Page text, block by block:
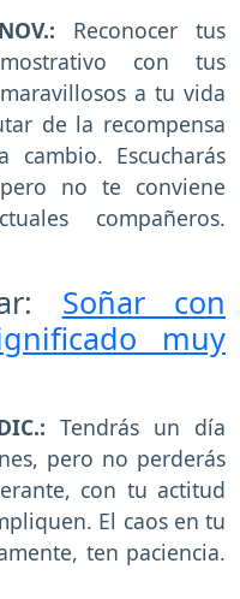
Reconocer tus
con tus
a tu vida
de la recompensa
Escucharás
no te conviene
compañeros.
Soñar con
muy
Tendrás un día
pero no perderás
con tu actitud
El caos en tu
ten paciencia.